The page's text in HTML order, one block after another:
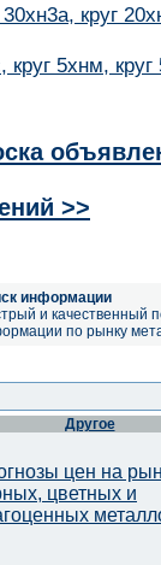
круг
круг 5хнм,
>>
информации
и качественный
по рынку
Другое
цен на
цветных и